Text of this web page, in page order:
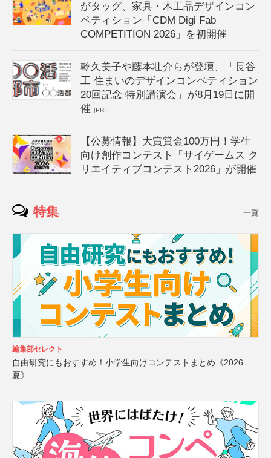
がタッグ、家具・木工品デザインコン
ペティション「CDM Digi Fab
COMPETITION 2026」を初開催
乾久美子や藤本壮介らが登壇、「長谷
工 住まいのデザインコンペティション
20回記念 特別講演会」が8月19日に開
催[PR]
【公募情報】大賞賞金100万円！学生
向け創作コンテスト「サイゲームス ク
リエイティブコンテスト2026」が開催
特集 一覧
編集部セレクト
自由研究にもおすすめ！小学生向けコンテストまとめ《2026
夏》